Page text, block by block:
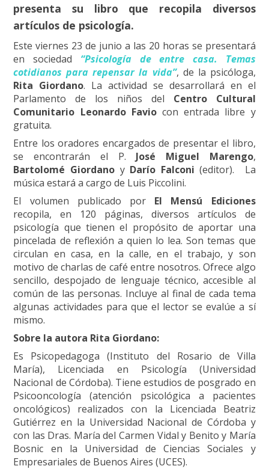
presenta su libro que recopila diversos
artículos de psicología.
Este viernes 23 de junio a las 20 horas se presentará
en sociedad “Psicología de entre casa. Temas
cotidianos para repensar la vida”, de la psicóloga,
Rita Giordano. La actividad se desarrollará en el
Parlamento de los niños del Centro Cultural
Comunitario Leonardo Faviocon entrada libre y
gratuita.
Entre los oradores encargados de presentar el libro,
se encontrarán el P. José Miguel Marengo,
Bartolomé Giordano y Darío Falconi(editor). La
música estará a cargo de Luis Piccolini.
El volumen publicado por El Mensú Ediciones
recopila, en 120 páginas, diversos artículos de
psicología que tienen el propósito de aportar una
pincelada de reflexión a quien lo lea. Son temas que
circulan en casa, en la calle, en el trabajo, y son
motivo de charlas de café entre nosotros. Ofrece algo
sencillo, despojado de lenguaje técnico, accesible al
común de las personas. Incluye al final de cada tema
algunas actividades para que el lector se evalúe a sí
mismo.
Sobre la autora Rita Giordano:
Es Psicopedagoga (Instituto del Rosario de Villa
María), Licenciada en Psicología (Universidad
Nacional de Córdoba). Tiene estudios de posgrado en
Psicooncología (atención psicológica a pacientes
oncológicos) realizados con la Licenciada Beatriz
Gutiérrez en la Universidad Nacional de Córdoba y
con las Dras. María del Carmen Vidal y Benito y María
Bosnic en la Universidad de Ciencias Sociales y
Empresariales de Buenos Aires (UCES).